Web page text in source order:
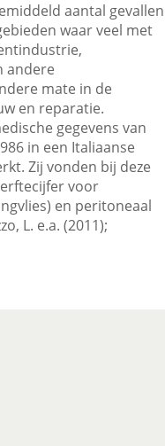
aantal gevallen
waar veel met
andere
mate in de
en reparatie.
gegevens van
in een Italiaanse
Zij vonden bij deze
voor
en peritoneaal
L. e.a. (2011);